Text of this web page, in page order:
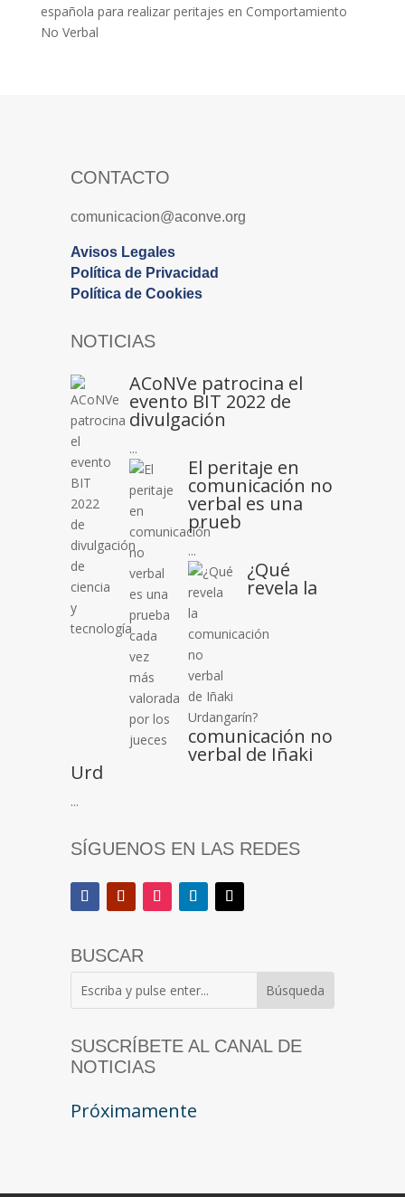
española para realizar peritajes en Comportamiento
No Verbal
CONTACTO
comunicacion@aconve.org
Avisos Legales
Política de Privacidad
Política de Cookies
NOTICIAS
ACoNVe patrocina el
evento BIT 2022 de
divulgación
...
El peritaje en
comunicación no
verbal es una
prueb
...
¿Qué
revela la
comunicación no
verbal de Iñaki
Urd
...
SÍGUENOS EN LAS REDES
BUSCAR
SUSCRÍBETE AL CANAL DE
NOTICIAS
Próximamente